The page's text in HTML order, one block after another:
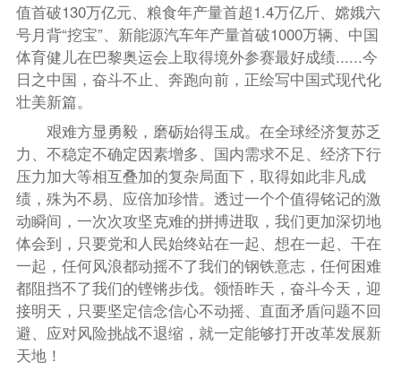
值首破130万亿元、粮食年产量首超1.4万亿斤、嫦娥六
号月背“挖宝”、新能源汽车年产量首破1000万辆、中国
体育健儿在巴黎奥运会上取得境外参赛最好成绩......今
日之中国，奋斗不止、奔跑向前，正绘写中国式现代化
壮美新篇。
艰难方显勇毅，磨砺始得玉成。在全球经济复苏乏
力、不稳定不确定因素增多、国内需求不足、经济下行
压力加大等相互叠加的复杂局面下，取得如此非凡成
绩，殊为不易、应倍加珍惜。透过一个个值得铭记的激
动瞬间，一次次攻坚克难的拼搏进取，我们更加深切地
体会到，只要党和人民始终站在一起、想在一起、干在
一起，任何风浪都动摇不了我们的钢铁意志，任何困难
都阻挡不了我们的铿锵步伐。领悟昨天，奋斗今天，迎
接明天，只要坚定信念信心不动摇、直面矛盾问题不回
避、应对风险挑战不退缩，就一定能够打开改革发展新
天地！